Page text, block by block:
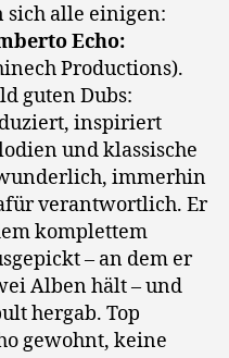
Dub
sich alle einigen:
Echo:
Productions).
guten Dubs:
inspiriert
und klassische
immerhin
verantwortlich. Er
komplettem
– an dem er
Alben hält – und
hergab. Top
gewohnt, keine